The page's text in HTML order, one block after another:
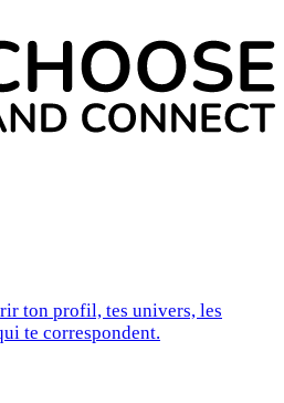
ton profil, tes univers, les
te correspondent.